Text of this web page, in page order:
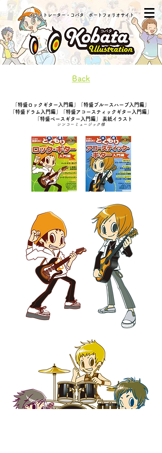
​イラストレーター・コバタ ポートフォリオサイト
Back
「特盛ロックギター入門編」「特盛ブルースハープ入門編」
「特盛ドラム入門編」「特盛アコースティックギター入門編」
「特盛ベースギター入門編」 表紙イラスト
シンコーミュージック様